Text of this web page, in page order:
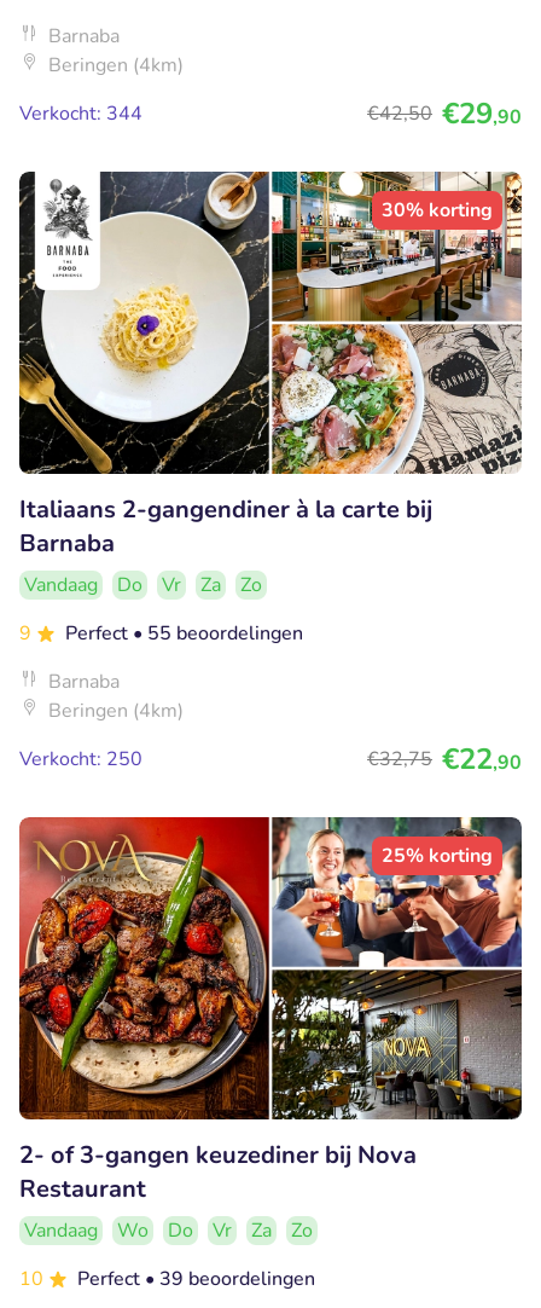
Barnaba
Beringen (4km)
Verkocht: 344
€42,50 €29,90
30% korting
Italiaans 2-gangendiner à la carte bij
Barnaba
Vandaag Do Vr Za
Zo
9
Perfect • 55 beoordelingen
Barnaba
Beringen (4km)
Verkocht: 250
€32,75 €22,90
25% korting
2- of 3-gangen keuzediner bij Nova
Restaurant
Vandaag Wo Do Vr Za
Zo
10
Perfect • 39 beoordelingen